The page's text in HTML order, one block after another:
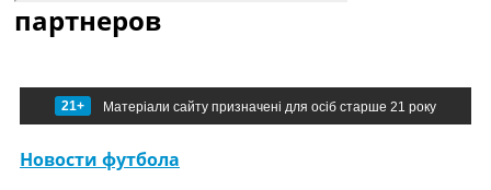
партнеров
21+ Матеріали сайту призначені для осіб старше 21 року
Новости футбола